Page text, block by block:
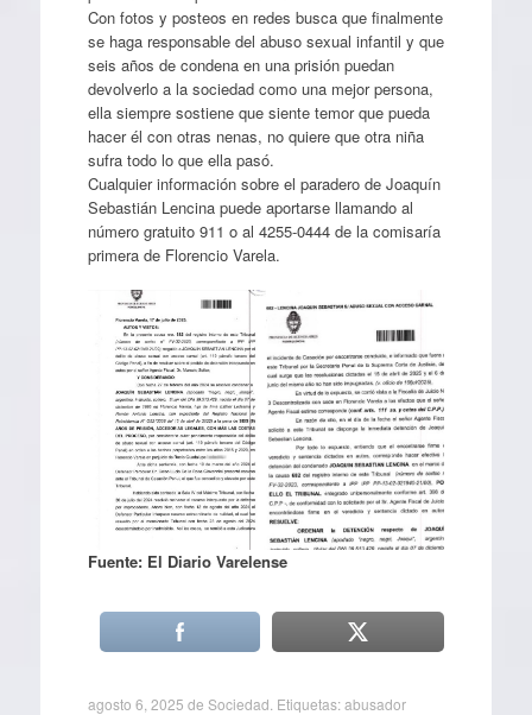
Con fotos y posteos en redes busca que finalmente
se haga responsable del abuso sexual infantil y que
seis años de condena en una prisión puedan
devolverlo a la sociedad como una mejor persona,
ella siempre sostiene que siente temor que pueda
hacer él con otras nenas, no quiere que otra niña
sufra todo lo que ella pasó.
Cualquier información sobre el paradero de Joaquín
Sebastián Lencina puede aportarse llamando al
número gratuito 911 o al 4255-0444 de la comisaría
primera de Florencio Varela.
Fuente: El Diario Varelense
agosto 6, 2025 de Sociedad . Etiquetas:abusador